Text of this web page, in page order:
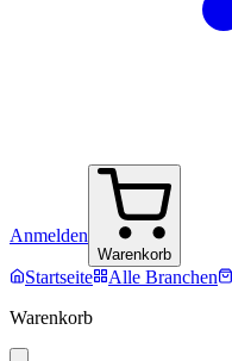
Anmelden
Warenkorb
Startseite Alle Branchen
Warenkorb